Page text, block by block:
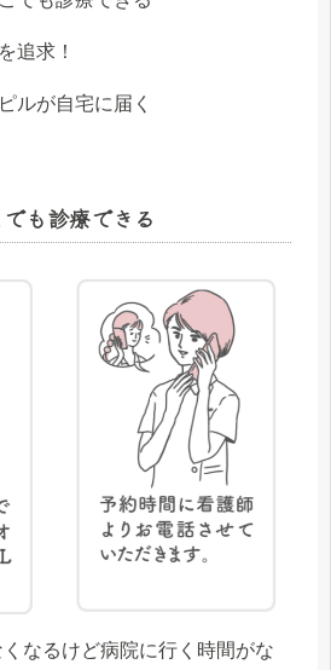
追求！
ルが自宅に届く
も診療できる
くなるけど病院に行く時間がな